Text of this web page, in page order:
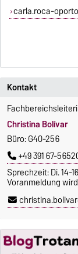
carla.roca-
Kontakt
Christina Bolívar
Büro: G40-256
+49 391 67-
Sprechzeit: Di. 14-
Voranmeldung